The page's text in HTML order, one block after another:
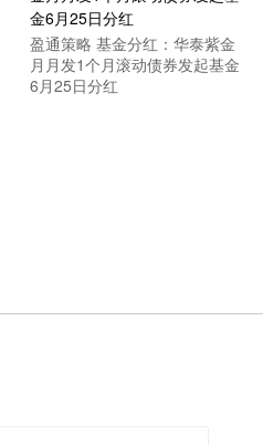
盈通策略 基金分红：华泰紫金
月月发1个月滚动债券发起基金
6月25日分红